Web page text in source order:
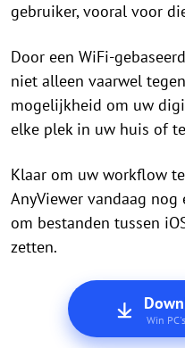
gebruiker, vooral voor
Door een WiFi-
niet alleen vaarwel
mogelijkheid om uw
elke plek in uw huis of
Klaar om uw workflow
AnyViewer vandaag
om bestanden tussen
zetten.
Win